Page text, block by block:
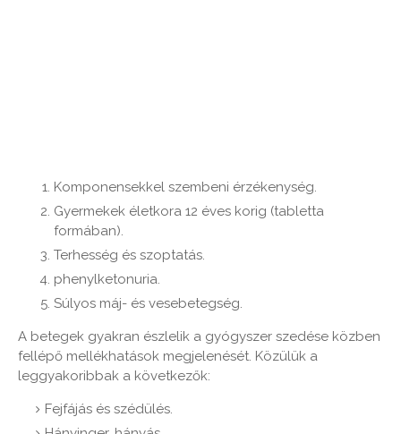
Komponensekkel szembeni érzékenység.
Gyermekek életkora 12 éves korig (tabletta
formában).
Terhesség és szoptatás.
phenylketonuria.
Súlyos máj- és vesebetegség.
A betegek gyakran észlelik a gyógyszer szedése közben
fellépő mellékhatások megjelenését. Közülük a
leggyakoribbak a következők:
Fejfájás és szédülés.